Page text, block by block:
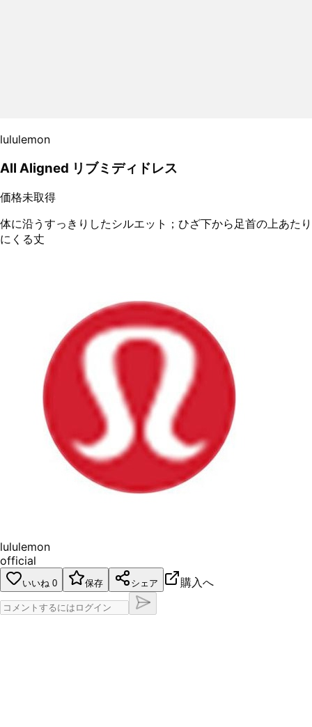
lululemon
All Aligned リブミディドレス
価格未取得
体に沿うすっきりしたシルエット；ひざ下から足首の上あたり
にくる丈
lululemon
official
いいね 0 保存 シェア 購入へ